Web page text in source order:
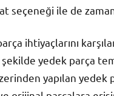
seçeneği ile de
ihtiyaçlarını
yedek parça
yapılan yedek